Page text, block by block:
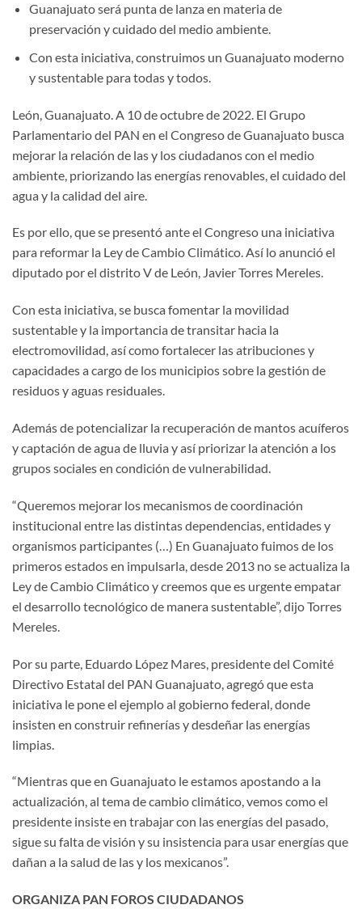
Guanajuato será punta de lanza en materia de
preservación y cuidado del medio ambiente.
Con esta iniciativa, construimos un Guanajuato moderno
y sustentable para todas y todos.
León, Guanajuato. A 10 de octubre de 2022. El Grupo
Parlamentario del PAN en el Congreso de Guanajuato busca
mejorar la relación de las y los ciudadanos con el medio
ambiente, priorizando las energías renovables, el cuidado del
agua y la calidad del aire.
Es por ello, que se presentó ante el Congreso una iniciativa
para reformar la Ley de Cambio Climático. Así lo anunció el
diputado por el distrito V de León, Javier Torres Mereles.
Con esta iniciativa, se busca fomentar la movilidad
sustentable y la importancia de transitar hacia la
electromovilidad, así como fortalecer las atribuciones y
capacidades a cargo de los municipios sobre la gestión de
residuos y aguas residuales.
Además de potencializar la recuperación de mantos acuíferos
y captación de agua de lluvia y así priorizar la atención a los
grupos sociales en condición de vulnerabilidad.
“Queremos mejorar los mecanismos de coordinación
institucional entre las distintas dependencias, entidades y
organismos participantes (…) En Guanajuato fuimos de los
primeros estados en impulsarla, desde 2013 no se actualiza la
Ley de Cambio Climático y creemos que es urgente empatar
el desarrollo tecnológico de manera sustentable”, dijo Torres
Mereles.
Por su parte, Eduardo López Mares, presidente del Comité
Directivo Estatal del PAN Guanajuato, agregó que esta
iniciativa le pone el ejemplo al gobierno federal, donde
insisten en construir refinerías y desdeñar las energías
limpias.
“Mientras que en Guanajuato le estamos apostando a la
actualización, al tema de cambio climático, vemos como el
presidente insiste en trabajar con las energías del pasado,
sigue su falta de visión y su insistencia para usar energías que
dañan a la salud de las y los mexicanos”.
ORGANIZA PAN FOROS CIUDADANOS